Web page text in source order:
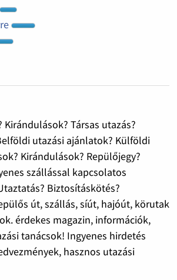
Kirándulások? Társas utazás?
utazási ajánlatok? Külföldi
Kirándulások? Repülőjegy?
szállással kapcsolatos
Biztosításkötés?
út, szállás, síút, hajóút, körutak
érdekes magazin, információk,
tanácsok! Ingyenes hirdetés
hasznos utazási